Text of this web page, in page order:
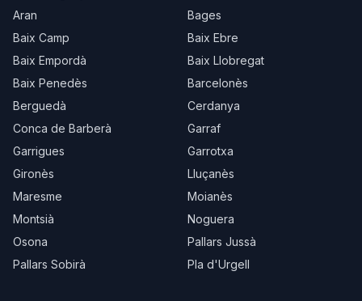
Aran
Bages
Baix Camp
Baix Ebre
Baix Empordà
Baix Llobregat
Baix Penedès
Barcelonès
Berguedà
Cerdanya
Conca de Barberà
Garraf
Garrigues
Garrotxa
Gironès
Lluçanès
Maresme
Moianès
Montsià
Noguera
Osona
Pallars Jussà
Pallars Sobirà
Pla d'Urgell